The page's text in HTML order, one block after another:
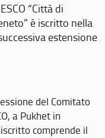
“Città di
è iscritto nella
estensione
del Comitato
a Pukhet in
comprende il